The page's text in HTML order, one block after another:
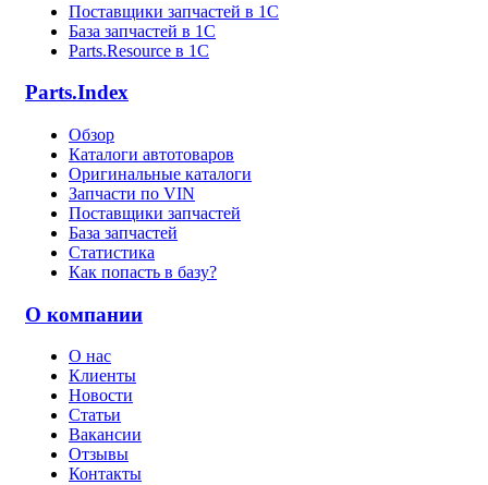
Поставщики запчастей в 1C
База запчастей в 1С
Parts.Resource в 1C
Parts.Index
Обзор
Каталоги автотоваров
Оригинальные каталоги
Запчасти по VIN
Поставщики запчастей
База запчастей
Статистика
Как попасть в базу?
О компании
О нас
Клиенты
Новости
Статьи
Вакансии
Отзывы
Контакты